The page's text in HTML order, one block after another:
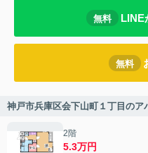
無料 LINE
無料
神戸市兵庫区会下山町１丁目のア
2階
5.3万円